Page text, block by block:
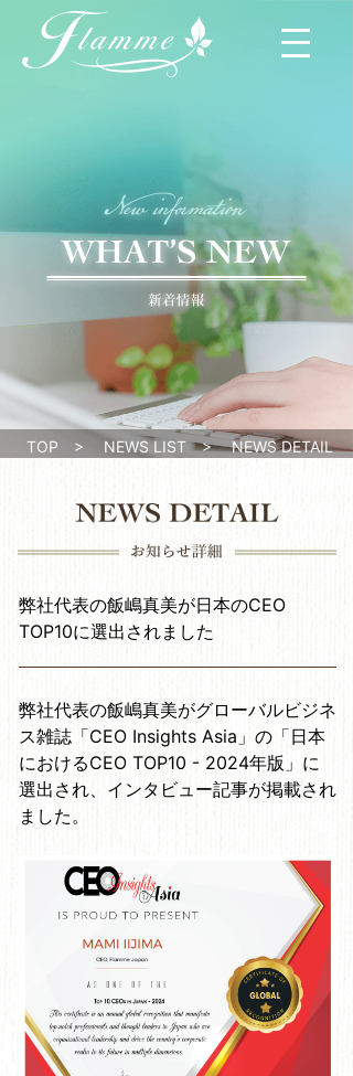
TOP > NEWS LIST>NEWS DETAIL
弊社代表の飯嶋真美が日本のCEO
TOP10に選出されました
弊社代表の飯嶋真美がグローバルビジネ
ス雑誌「CEO Insights Asia」の「日本
におけるCEO TOP10 - 2024年版」に
選出され、インタビュー記事が掲載され
ました。